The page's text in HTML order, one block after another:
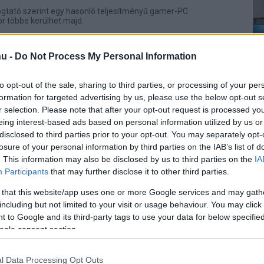
- Do Not Process My Personal Information
opt-out of the sale, sharing to third parties, or processing of your
for targeted advertising by us, please use the below opt-out
selection. Please note that after your opt-out request is processed
interest-based ads based on personal information utilized by us
to third parties prior to your opt-out. You may separately
of your personal information by third parties on the IAB’s list of
This information may also be disclosed by us to third parties on the
Participants that may further disclose it to other third parties.
that this website/app uses one or more Google services and may
but not limited to your visit or usage behaviour. You may
to Google and its third-party tags to use your data for below
consent section.
Data Processing Opt Outs
szerint egy hasonló teljesítményű gamer-PC
többe kerülhet majd.
ki, hogy iszonyatosan drága lesz a
6 és az Xbox Project Helix
feletti áron jöhet az új konzolgeneráció.
hogy a PlayStation 6 tartja majd a
generációs Xbox hibriddel